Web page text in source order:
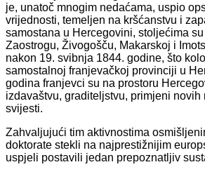
je, unatoč mnogim nedaćama, uspio
vrijednosti, temeljen na kršćanstvu i
samostana u Hercegovini, stoljećima
Zaostrogu, Živogošču, Makarskoj i
nakon 19. svibnja 1844. godine, što
samostalnoj franjevačkoj provinciji u
godina franjevci su na prostoru
izdavaštvu, graditeljstvu, primjeni
svijesti.
Zahvaljujući tim aktivnostima
doktorate stekli na najprestižnijim
uspjeli postavili jedan prepoznatljiv